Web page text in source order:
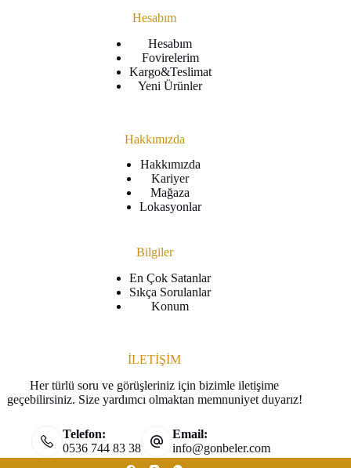
Hesabım
Hesabım
Fovirelerim
Kargo&Teslimat
Yeni Ürünler
Hakkımızda
Hakkımızda
Kariyer
Mağaza
Lokasyonlar
Bilgiler
En Çok Satanlar
Sıkça Sorulanlar
Konum
İLETİŞİM
Her türlü soru ve görüşleriniz için bizimle iletişime
geçebilirsiniz. Size yardımcı olmaktan memnuniyet duyarız!
Telefon:
0536 744 83 38
Email:
info@gonbeler.com